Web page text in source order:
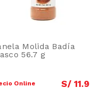
Molida Badía
56.7 g
Online S/ 11.